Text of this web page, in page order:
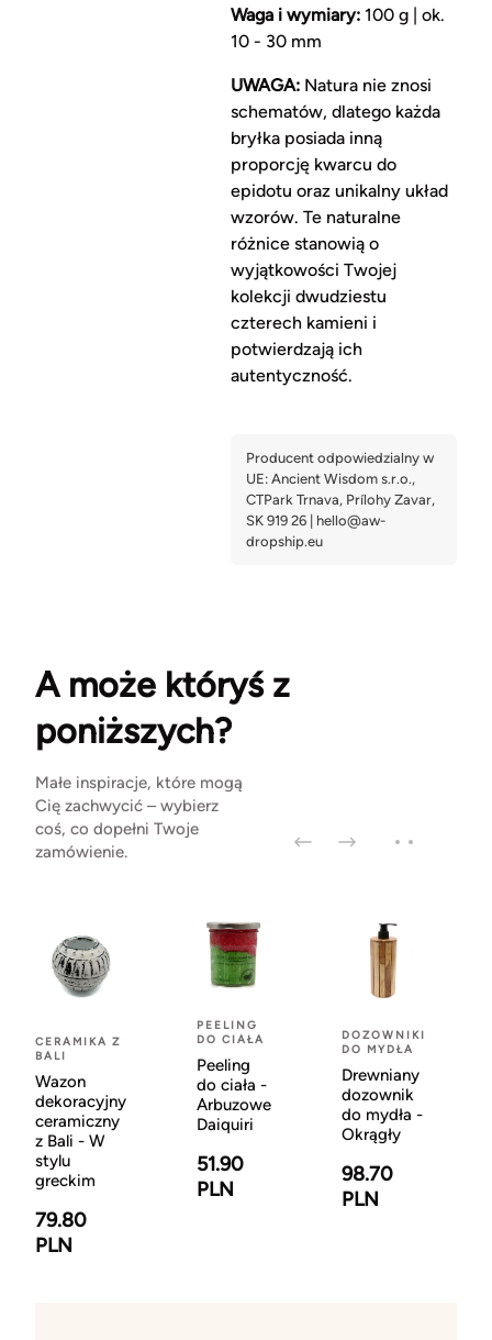
Waga i wymiary:100 g | ok.
10 - 30 mm
UWAGA:Natura nie znosi
schematów, dlatego każda
bryłka posiada inną
proporcję kwarcu do
epidotu oraz unikalny układ
wzorów. Te naturalne
różnice stanowią o
wyjątkowości Twojej
kolekcji dwudziestu
czterech kamieni i
potwierdzają ich
autentyczność.
A może któryś z
poniższych?
Małe inspiracje, które mogą
Cię zachwycić – wybierz
coś, co dopełni Twoje
zamówienie.
CERAMIKA Z
BALI
Wazon
dekoracyjny
ceramiczny
z Bali - W
stylu
greckim
79.80
PLN
PEELING
DO CIAŁA
Peeling
do ciała -
Arbuzowe
Daiquiri
51.90
PLN
DOZOWNIKI
DO MYDŁA
Drewniany
dozownik
do mydła -
Okrągły
98.70
PLN